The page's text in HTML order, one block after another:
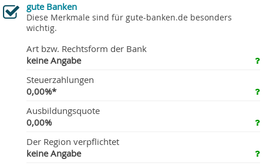
gute Banken
Diese Merkmale sind für gute-banken.de besonders
wichtig.
Art bzw. Rechtsform der Bank
keine Angabe
Steuerzahlungen
0,00%*
Ausbildungsquote
0,00%
Der Region verpflichtet
keine Angabe